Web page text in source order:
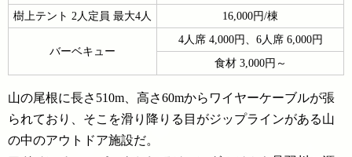
樹上テント 2人定員 最大4人
16,000円/棟
バーベキュー
4人席 4,000円、6人席 6,000円
食材 3,000円～
山の尾根に長さ510m、高さ60mからワイヤーケーブルが張
られており、そこを滑り降りる目がジップラインがある山
の中のアウトドア施設だ。